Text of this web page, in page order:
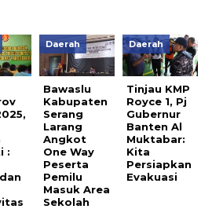
:
Daerah
Bawaslu
Kabupaten
Serang
Larang
Angkot
One Way
Peserta
Pemilu
Masuk Area
Sekolah
Daerah
Tinjau KMP
Royce 1, Pj
Gubernur
Banten Al
Muktabar:
Kita
Persiapkan
Evakuasi